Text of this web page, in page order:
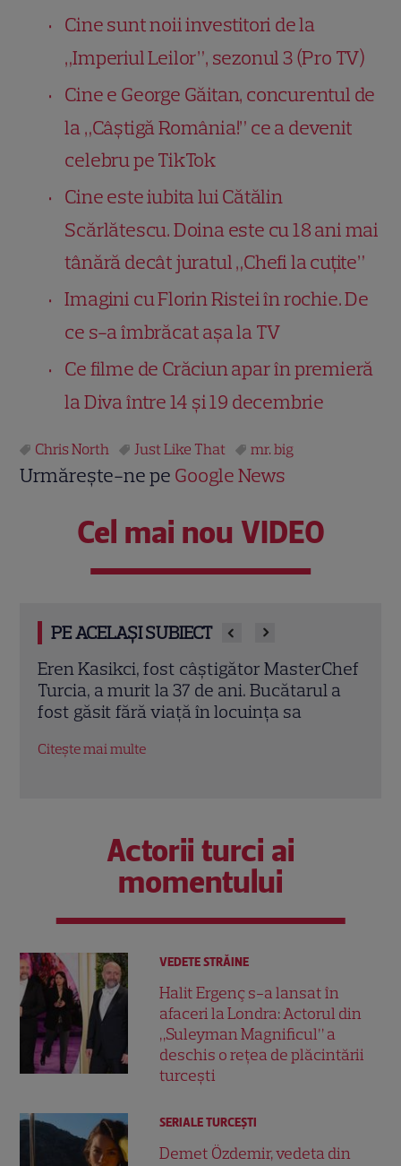
Cine sunt noii investitori de la
„Imperiul Leilor”, sezonul 3 (Pro TV)
Cine e George Găitan, concurentul de
la „Câștigă România!” ce a devenit
celebru pe TikTok
Cine este iubita lui Cătălin
Scărlătescu. Doina este cu 18 ani mai
tânără decât juratul „Chefi la cuțite”
Imagini cu Florin Ristei în rochie. De
ce s-a îmbrăcat așa la TV
Ce filme de Crăciun apar în premieră
la Diva între 14 și 19 decembrie
Chris North Just Like That mr. big
Urmărește-ne pe Google News
Cel mai nou VIDEO
PE ACELAȘI SUBIECT
Trei cupluri revin la „Insula Iubirii –
Reuniuni”. Ce se întâmplă când se
întâlnesc din nou cu Radu Vâlcan
Citește mai multe
Actorii turci ai
momentului
VEDETE STRĂINE
Halit Ergenç s-a lansat în
afaceri la Londra: Actorul din
„Suleyman Magnificul” a
deschis o rețea de plăcintării
turcești
SERIALE TURCEŞTI
Demet Özdemir, vedeta din